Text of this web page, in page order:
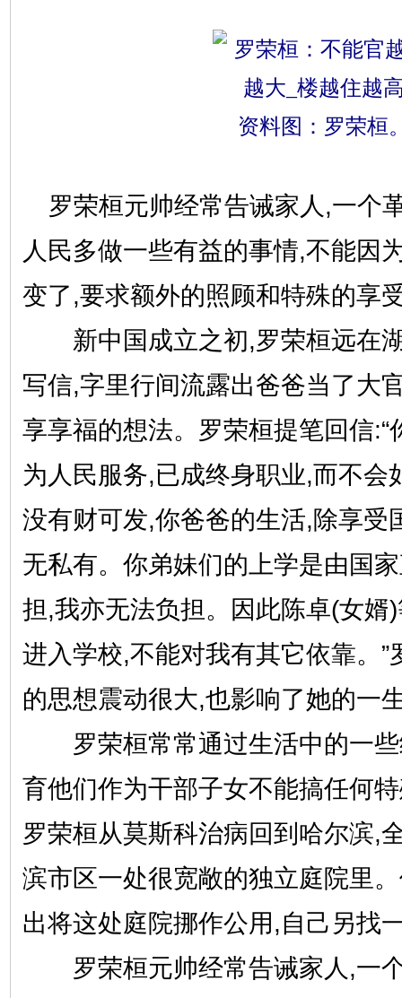
资料图：罗荣桓
罗荣桓元帅经常告诫家人,一个
人民多做一些有益的事情,不能因
变了,要求额外的照顾和特殊的享
新中国成立之初,罗荣桓远在
写信,字里行间流露出爸爸当了大
享享福的想法。罗荣桓提笔回信
为人民服务,已成终身职业,而不会
没有财可发,你爸爸的生活,除享受
无私有。你弟妹们的上学是由国
担,我亦无法负担。因此陈卓(女婿
进入学校,不能对我有其它依靠。”
的思想震动很大,也影响了她的一
罗荣桓常常通过生活中的一些
育他们作为干部子女不能搞任何
罗荣桓从莫斯科治病回到哈尔滨,
滨市区一处很宽敞的独立庭院里
出将这处庭院挪作公用,自己另找
罗荣桓元帅经常告诫家人,一